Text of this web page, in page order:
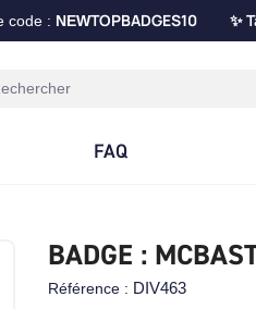
code : NEWTOPBADGES10 ✨
FAQ
BADGE :
Référence : DIV463